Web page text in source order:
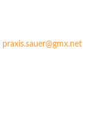
praxis.sauer@gmx.net